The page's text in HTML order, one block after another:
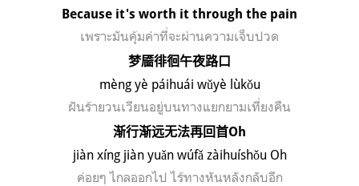
Because it's worth it through the pain
เพราะมันคุ้มค่าที่จะผ่านความเจ็บปวด
梦靥徘徊午夜路口
mèng yè páihuái wǔyè lùkǒu
ฝันร้ายวนเวียนอยู่บนทางแยกยามเที่ยงคืน
渐行渐远无法再回首Oh
jiàn xíng jiàn yuǎn wúfǎ zàihuíshǒu Oh
ค่อยๆ ไกลออกไป ไร้ทางหันหลังกลับอีก